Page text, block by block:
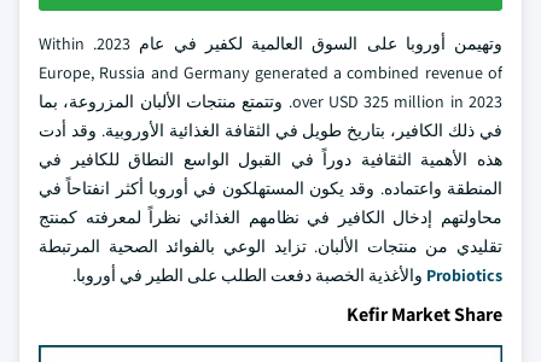
وتهيمن أوروبا على السوق العالمية لكفير في عام 2023. Within
Europe, Russia and Germany generated a combined revenue of
over USD 325 million in 2023. وتتمتع منتجات الألبان المزروعة، بما
في ذلك الكافير، بتاريخ طويل في الثقافة الغذائية الأوروبية. وقد أدت
هذه الأهمية الثقافية دوراً في القبول الواسع النطاق للكافير في
المنطقة واعتماده. وقد يكون المستهلكون في أوروبا أكثر انفتاحاً في
محاولتهم إدخال الكافير في نظامهم الغذائي نظراً لمعرفته كمنتج
تقليدي من منتجات الألبان. تزايد الوعي بالفوائد الصحية المرتبطة
Probiotics والأغذية الخصبة دفعت الطلب على الطير في أوروبا.
Kefir Market Share